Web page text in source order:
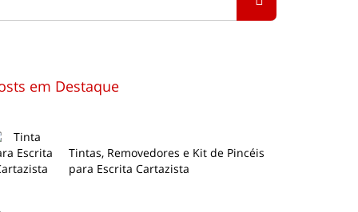
em Destaque
Tintas, Removedores e Kit de Pincéis
para Escrita Cartazista